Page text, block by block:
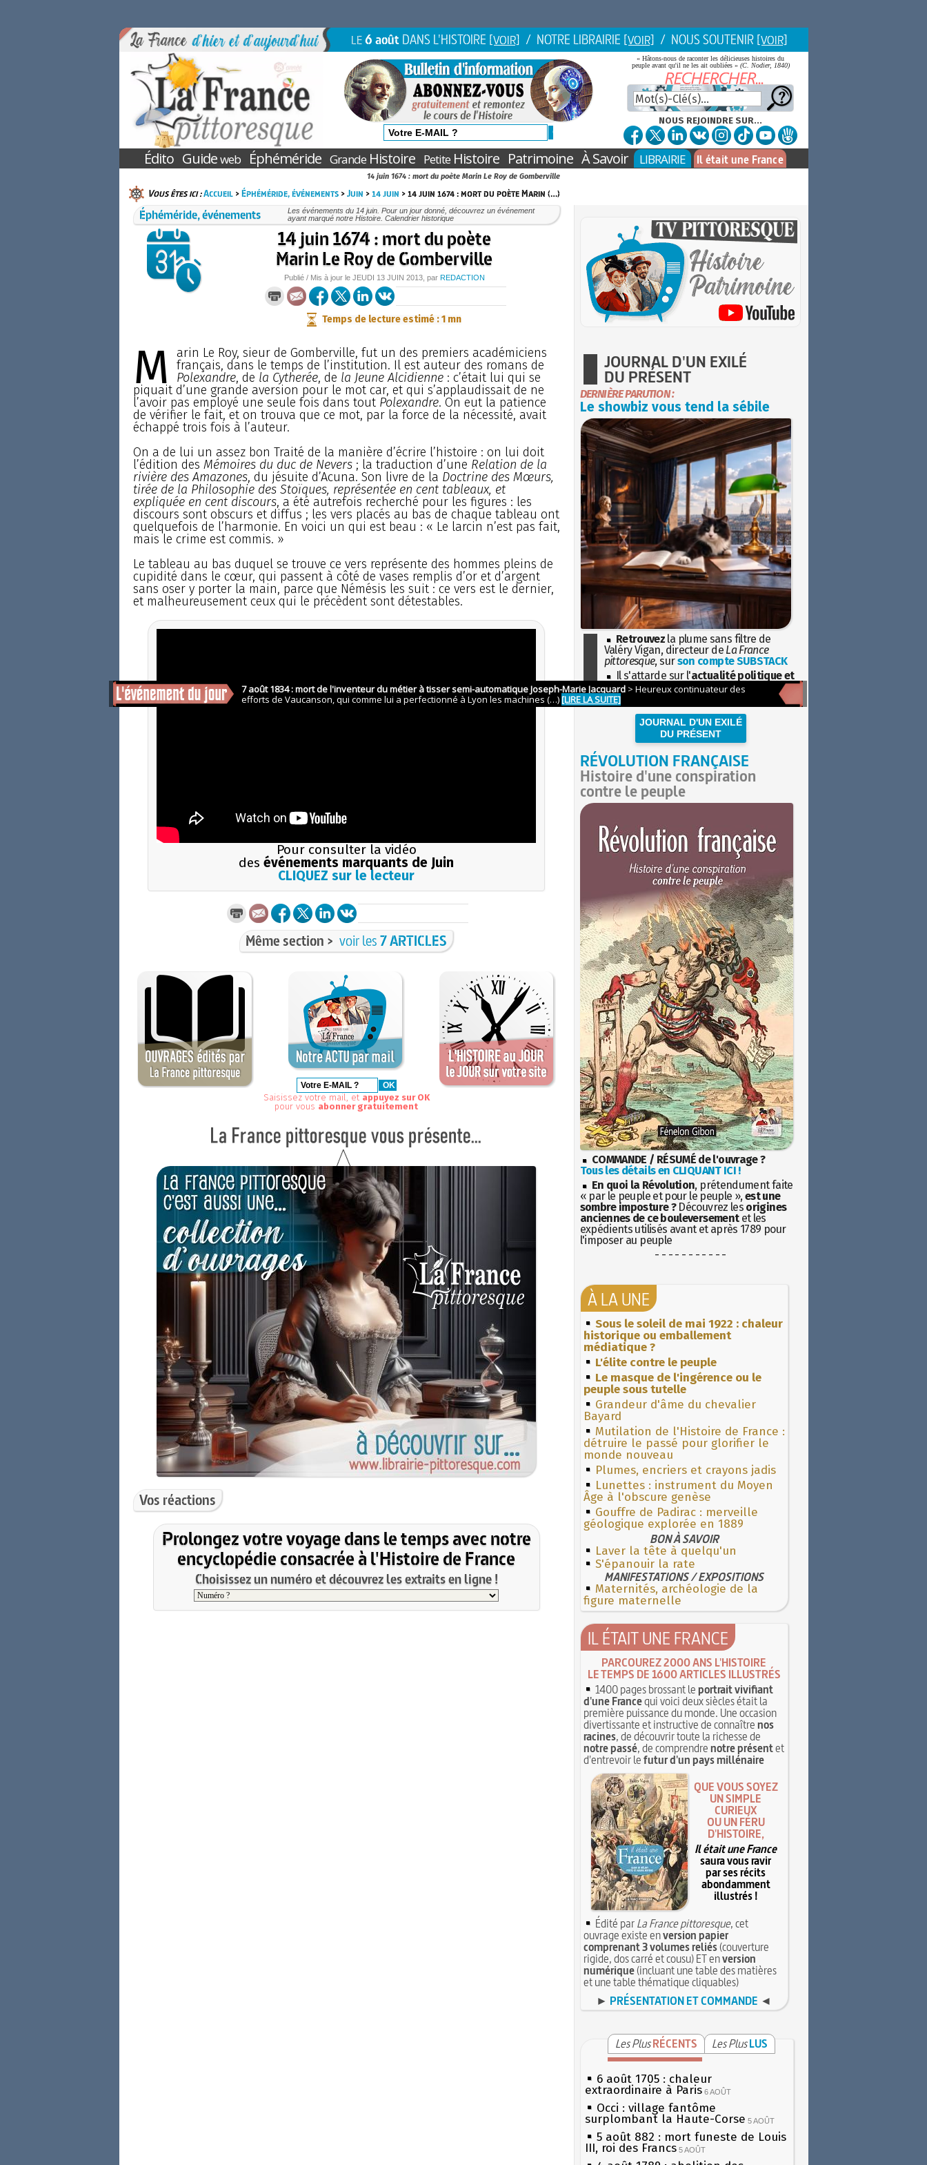
LE6 août DANS L'HISTOIRE [VOIR] / NOTRE LIBRAIRIE [VOIR] / NOUS SOUTENIR [VOIR]
« Hâtons-nous de raconter les délicieuses histoires du
peuple avant qu'il ne les ait oubliées » (C. Nodier, 1840)
NOUS REJOINDRE SUR...
Édito Guideweb Éphéméride GrandeHistoire PetiteHistoire Patrimoine À Savoir LIBRAIRIE Il était une France
14 juin 1674 : mort du poète Marin Le Roy de Gomberville
Vous êtes ici :Accueil>Éphéméride, événements>Juin >14 juin > 14 juin 1674 : mort du poète Marin (…)
Éphéméride, événements
Les événements du 14 juin. Pour un jour donné, découvrez un événement
ayant marqué notre Histoire. Calendrier historique
14 juin 1674 : mort du poète
Marin Le Roy de Gomberville
Publié / Mis à jour le JEUDI 13 JUIN 2013, par REDACTION
Temps de lecture estimé : 1 mn
M
arin Le Roy, sieur de Gomberville, fut un des premiers académiciens
français, dans le temps de l’institution. Il est auteur des romans de
Polexandre, de la Cytherée, de la Jeune Alcidienne: c’était lui qui se
piquait d’une grande aversion pour le mot car, et qui s’applaudissait de ne
l’avoir pas employé une seule fois dans tout Polexandre. On eut la patience
de vérifier le fait, et on trouva que ce mot, par la force de la nécessité, avait
échappé trois fois à l’auteur.
On a de lui un assez bon Traité de la manière d’écrire l’histoire : on lui doit
l’édition des Mémoires du duc de Nevers; la traduction d’une Relation de la
rivière des Amazones, du jésuite d’Acuna. Son livre de la Doctrine des Mœurs,
tirée de la Philosophie des Stoïques, représentée en cent tableaux, et
expliquée en cent discours, a été autrefois recherché pour les figures : les
discours sont obscurs et diffus ; les vers placés au bas de chaque tableau ont
quelquefois de l’harmonie. En voici un qui est beau : « Le larcin n’est pas fait,
mais le crime est commis. »
Le tableau au bas duquel se trouve ce vers représente des hommes pleins de
cupidité dans le cœur, qui passent à côté de vases remplis d’or et d’argent
sans oser y porter la main, parce que Némésis les suit : ce vers est le dernier,
et malheureusement ceux qui le précèdent sont détestables.
Pour consulter la vidéo
des événements marquants de Juin
CLIQUEZ sur le lecteur
Même section > voir les7 ARTICLES
Saisissez votre mail, et appuyez sur OK
pour vous abonner gratuitement
Vos réactions
Prolongez votre voyage dans le temps avec notre
encyclopédie consacrée à l'Histoire de France
Choisissez un numéro et découvrez les extraits en ligne !
JOURNAL D'UN EXILÉ
DU PRÉSENT
DERNIÈRE PARUTION :
Le showbiz vous tend la sébile
Retrouvez la plume sans filtre de
Valéry Vigan, directeur de La France
pittoresque, surson compte SUBSTACK
Il s'attarde sur l'actualité politique et
sociétaleavec la hauteur de vue de
l'Histoire
JOURNAL D'UN EXILÉ
DU PRÉSENT
RÉVOLUTION FRANÇAISE
Histoire d'une conspiration
contre le peuple
COMMANDE / RÉSUMÉ de l'ouvrage ?
Tous les détails en CLIQUANT ICI !
En quoi la Révolution, prétendument faite
« par le peuple et pour le peuple », est une
sombre imposture ?Découvrez les origines
anciennes de ce bouleversementet les
expédients utilisés avant et après 1789 pour
l'imposer au peuple
- - - - - - - - - - -
À LA UNE
Sous le soleil de mai 1922 : chaleur
historique ou emballement
médiatique ?
L'élite contre le peuple
Le masque de l'ingérence ou le
peuple sous tutelle
Grandeur d'âme du chevalier
Bayard
Mutilation de l'Histoire de France :
détruire le passé pour glorifier le
monde nouveau
Plumes, encriers et crayons jadis
Lunettes : instrument du Moyen
Âge à l'obscure genèse
Gouffre de Padirac : merveille
géologique explorée en 1889
BON À SAVOIR
Laver la tête à quelqu'un
S'épanouir la rate
MANIFESTATIONS / EXPOSITIONS
Maternités, archéologie de la
figure maternelle
IL ÉTAIT UNE FRANCE
PARCOUREZ 2000 ANS L'HISTOIRE
LE TEMPS DE 1600 ARTICLES ILLUSTRÉS
1400 pages brossant leportrait vivifiant
d'une Francequi voici deux siècles était la
première puissance du monde. Une occasion
divertissante et instructive de connaîtrenos
racines, de découvrir toute la richesse de
notre passé, de comprendrenotre présentet
d'entrevoir lefutur d'un pays millénaire
QUE VOUS SOYEZ
UN SIMPLE
CURIEUX
OU UN FÉRU
D'HISTOIRE,
Il était une France
saura vous ravir
par ses récits
abondamment
illustrés !
Édité parLa France pittoresque, cet
ouvrage existe enversion papier
comprenant 3 volumes reliés(couverture
rigide, dos carré et cousu) ET enversion
numérique(incluant une table des matières
et une table thématique cliquables)
► PRÉSENTATION ET COMMANDE ◄
Les Plus RÉCENTS Les Plus LUS
6 août 1705 : chaleur
extraordinaire à Paris 6 AOÛT
Occi : village fantôme
surplombant la Haute-Corse 5 AOÛT
5 août 882 : mort funeste de Louis
III, roi des Francs 5 AOÛT